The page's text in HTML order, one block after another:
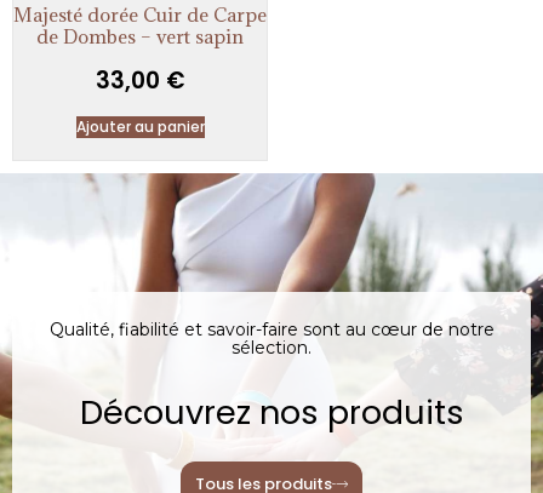
Majesté dorée Cuir de Carpe
de Dombes – vert sapin
33,00 €
Ajouter au panier
Qualité, fiabilité et savoir-faire sont au cœur de notre
sélection.
Découvrez nos produits
Tous les produits